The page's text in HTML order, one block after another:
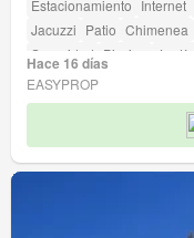
Estacionamiento Internet
Jacuzzi Patio Chimenea
Seguridad Piscina Jardín
Hace 16 días
EASYPROP